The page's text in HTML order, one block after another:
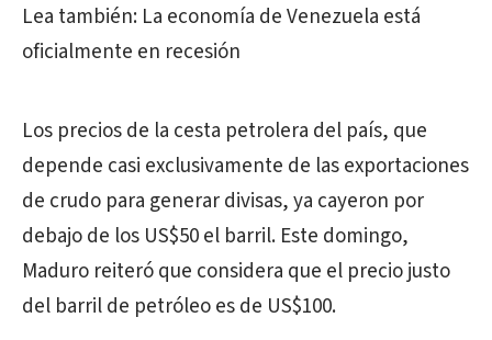
Lea también: La economía de Venezuela está
oficialmente en recesión
Los precios de la cesta petrolera del país, que
depende casi exclusivamente de las exportaciones
de crudo para generar divisas, ya cayeron por
debajo de los US$50 el barril. Este domingo,
Maduro reiteró que considera que el precio justo
del barril de petróleo es de US$100.